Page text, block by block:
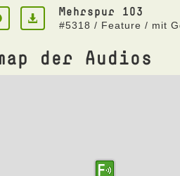
Mehrspur 103
#5318 / Feature / mit
der Audios